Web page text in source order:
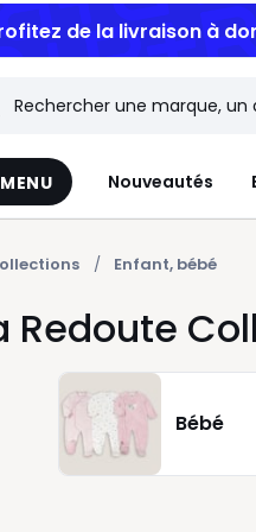
de la livraison à
Menu
MENU Nouveautés
Enfant, bébé
Redoute
Bébé